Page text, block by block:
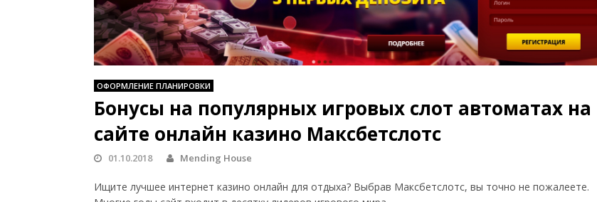
ОФОРМЛЕНИЕ ПЛАНИРОВКИ
Бонусы на популярных игровых слот автоматах на
сайте онлайн казино Максбетслотс
01.10.2018 Mending House
Ищите лучшее интернет казино онлайн для отдыха? Выбрав Максбетслотс, вы точно не пожалеете.